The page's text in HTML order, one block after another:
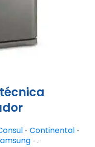
- Continental -
- .